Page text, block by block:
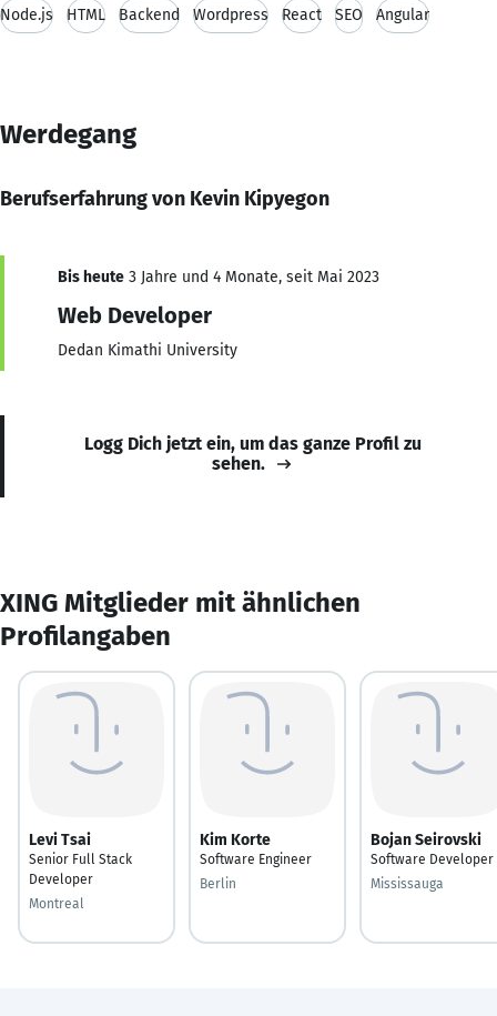
Node.js HTML Backend Wordpress React SEO Angular
Werdegang
Berufserfahrung von Kevin Kipyegon
Bis heute 3 Jahre und 4 Monate, seit Mai 2023
Web Developer
Dedan Kimathi University
Logg Dich jetzt ein, um das ganze Profil zu
sehen.
XING Mitglieder mit ähnlichen
Profilangaben
Levi Tsai
Senior Full Stack
Developer
Montreal
Kim Korte
Software Engineer
Berlin
Bojan Seirovski
Software Developer
Mississauga